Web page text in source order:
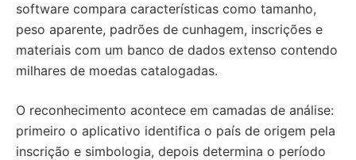
software compara características como tamanho,
peso aparente, padrões de cunhagem, inscrições e
materiais com um banco de dados extenso contendo
milhares de moedas catalogadas.
O reconhecimento acontece em camadas de análise:
primeiro o aplicativo identifica o país de origem pela
inscrição e simbologia, depois determina o período